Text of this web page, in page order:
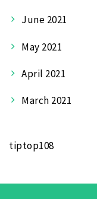
June 2021
May 2021
April 2021
March 2021
tiptop108